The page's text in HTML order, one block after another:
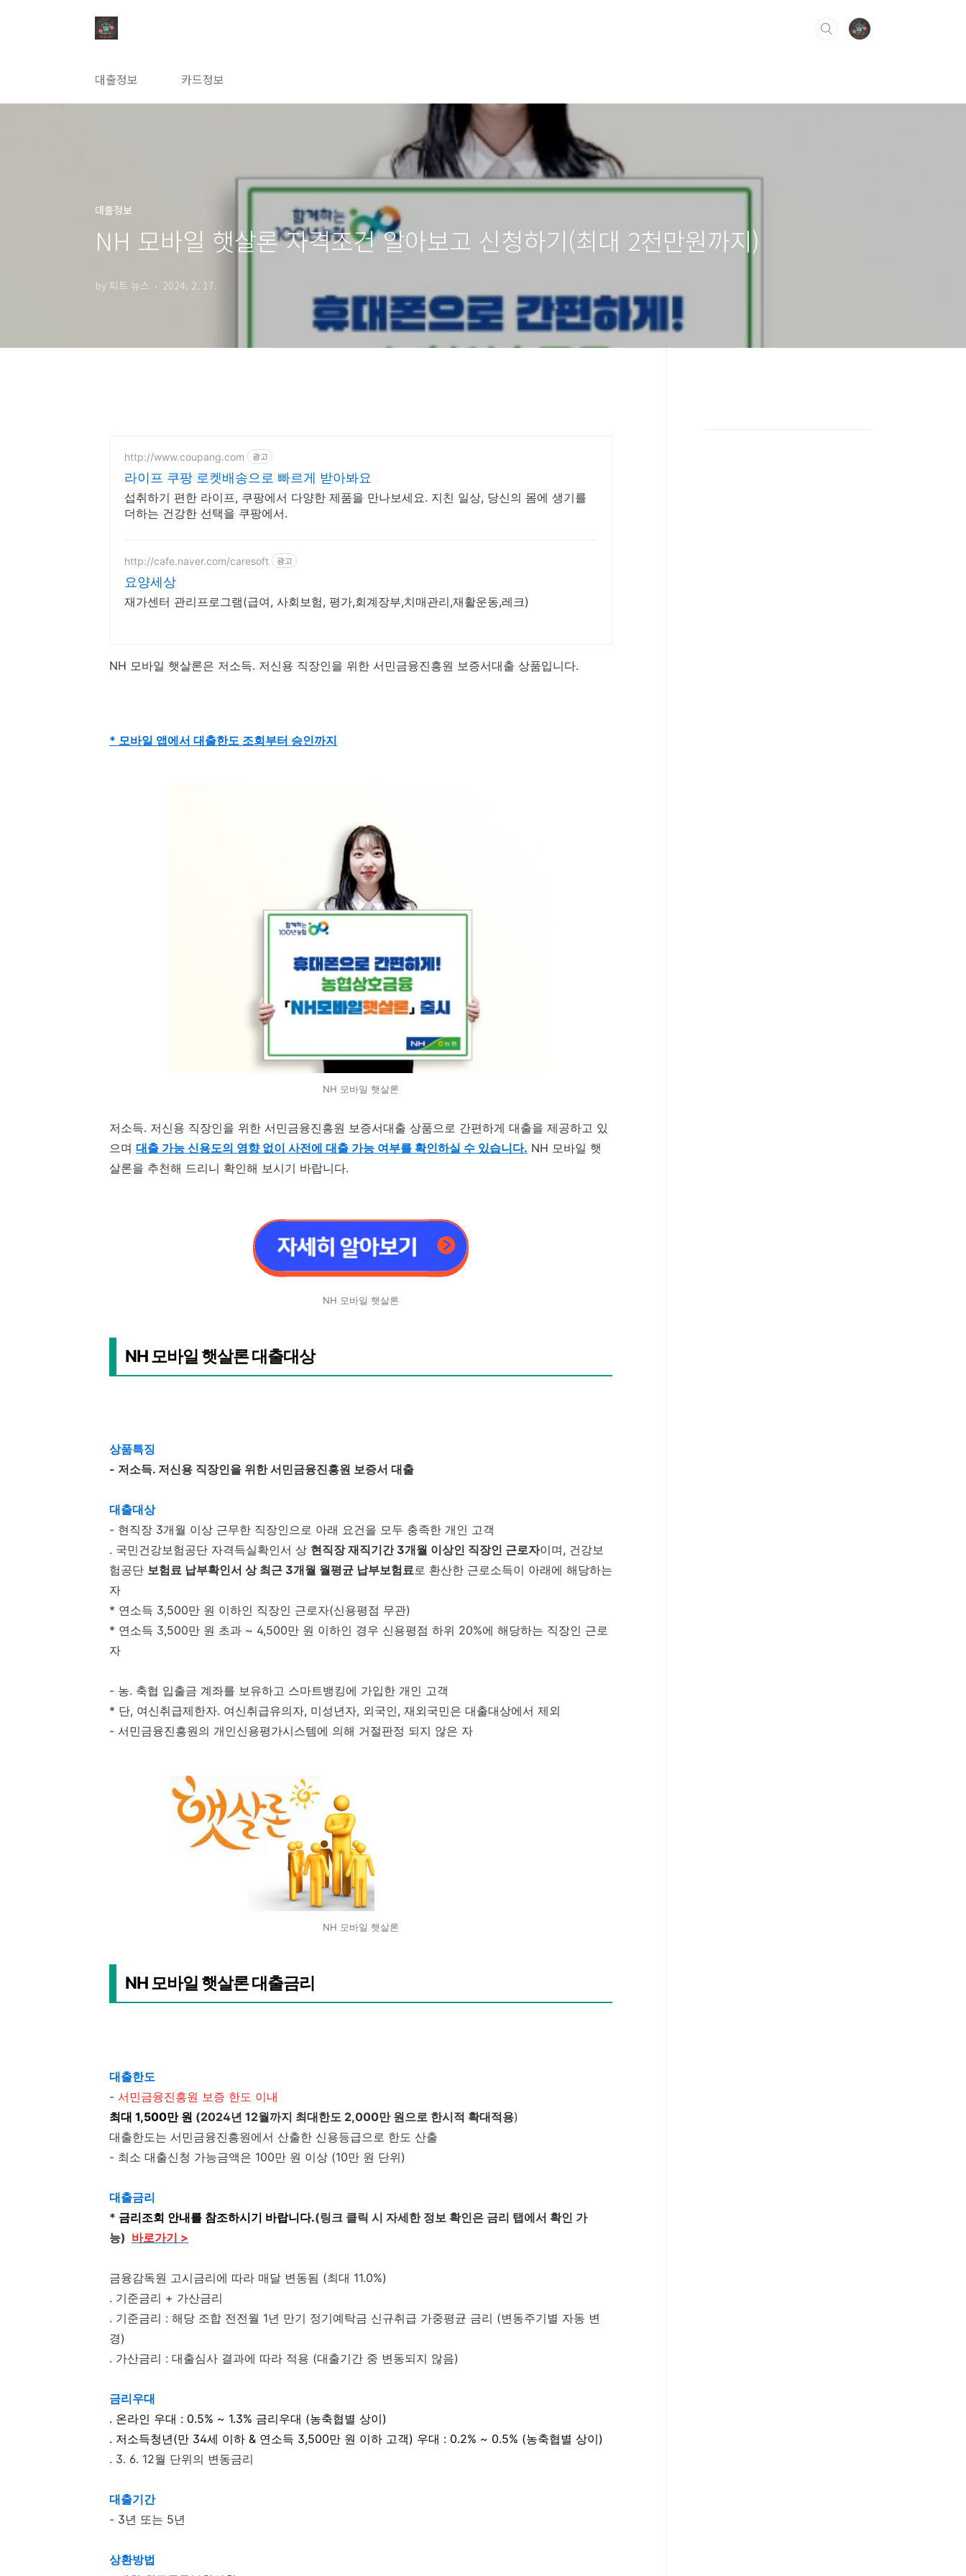
대출정보 카드정보
대출정보
NH 모바일 햇살론 자격조건 알아보고 신청하기(최대 2천만원까지)
by 피트 뉴스 2024. 2. 17.
http://www.coupang.com 광고
라이프 쿠팡 로켓배송으로 빠르게 받아봐요
섭취하기 편한 라이프, 쿠팡에서 다양한 제품을 만나보세요. 지친 일상, 당신의 몸에 생기를
더하는 건강한 선택을 쿠팡에서.
http://cafe.naver.com/caresoft 광고
요양세상
재가센터 관리프로그램(급여, 사회보험, 평가,회계장부,치매관리,재활운동,레크)
NH 모바일 햇살론은 저소득. 저신용 직장인을 위한 서민금융진흥원 보증서대출 상품입니다.
* 모바일 앱에서 대출한도 조회부터 승인까지
NH 모바일 햇살론
저소득. 저신용 직장인을 위한 서민금융진흥원 보증서대출 상품으로 간편하게 대출을 제공하고 있
으며 대출 가능 신용도의 영향 없이 사전에 대출 가능 여부를 확인하실 수 있습니다. NH 모바일 햇
살론을 추천해 드리니 확인해 보시기 바랍니다.
NH 모바일 햇살론
NH 모바일 햇살론 대출대상
상품특징
- 저소득. 저신용 직장인을 위한 서민금융진흥원 보증서 대출
대출대상
- 현직장 3개월 이상 근무한 직장인으로 아래 요건을 모두 충족한 개인 고객
. 국민건강보험공단 자격득실확인서 상 현직장 재직기간 3개월 이상인 직장인 근로자이며, 건강보
험공단 보험료 납부확인서 상 최근 3개월 월평균 납부보험료로 환산한 근로소득이 아래에 해당하는
자
* 연소득 3,500만 원 이하인 직장인 근로자(신용평점 무관)
* 연소득 3,500만 원 초과 ~ 4,500만 원 이하인 경우 신용평점 하위 20%에 해당하는 직장인 근로
자
- 농. 축협 입출금 계좌를 보유하고 스마트뱅킹에 가입한 개인 고객
* 단, 여신취급제한자. 여신취급유의자, 미성년자, 외국인, 재외국민은 대출대상에서 제외
- 서민금융진흥원의 개인신용평가시스템에 의해 거절판정 되지 않은 자
NH 모바일 햇살론
NH 모바일 햇살론 대출금리
대출한도
- 서민금융진흥원 보증 한도 이내
최대 1,500만 원 (2024년 12월까지 최대한도 2,000만 원으로 한시적 확대적용)
대출한도는 서민금융진흥원에서 산출한 신용등급으로 한도 산출
- 최소 대출신청 가능금액은 100만 원 이상 (10만 원 단위)
대출금리
* 금리조회 안내를 참조하시기 바랍니다.(링크 클릭 시 자세한 정보 확인은 금리 탭에서 확인 가
능) 바로가기 >
금융감독원 고시금리에 따라 매달 변동됨 (최대 11.0%)
. 기준금리 + 가산금리
. 기준금리 : 해당 조합 전전월 1년 만기 정기예탁금 신규취급 가중평균 금리 (변동주기별 자동 변
경)
. 가산금리 : 대출심사 결과에 따라 적용 (대출기간 중 변동되지 않음)
금리우대
. 온라인 우대 : 0.5% ~ 1.3% 금리우대 (농축협별 상이)
. 저소득청년(만 34세 이하 & 연소득 3,500만 원 이하 고객) 우대 : 0.2% ~ 0.5% (농축협별 상이)
. 3. 6. 12월 단위의 변동금리
대출기간
- 3년 또는 5년
상환방법